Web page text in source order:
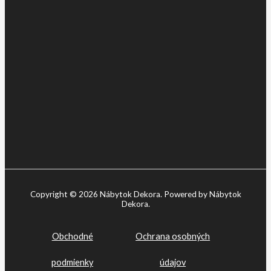
Copyright © 2026 Nábytok Dekora. Powered by Nábytok
Dekora.
Obchodné
podmienky
Ochrana osobných
údajov